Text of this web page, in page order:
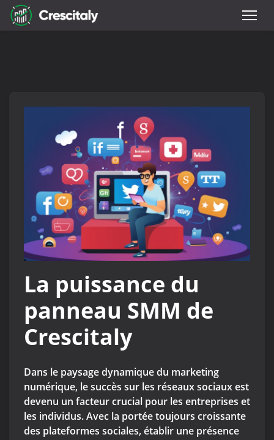
La puissance du
panneau SMM de
Crescitaly
Dans le paysage dynamique du marketing
numérique, le succès sur les réseaux sociaux est
devenu un facteur crucial pour les entreprises et
les individus. Avec la portée toujours croissante
des plateformes sociales, établir une présence